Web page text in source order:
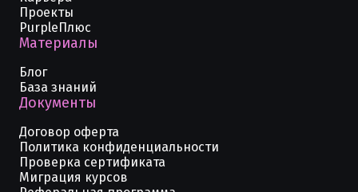
Проекты
PurpleПлюс
Материалы
Блог
База знаний
Документы
Договор оферта
Политика конфиденциальности
Проверка сертификата
Миграция курсов